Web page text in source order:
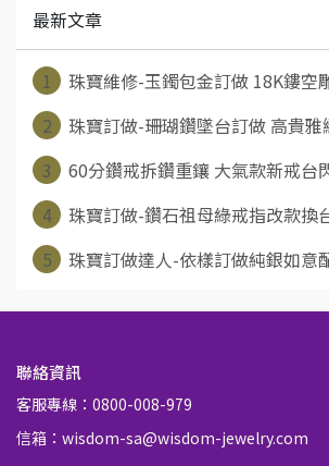
最新文章
1
珠寶維修-玉鐲包金訂做 18K鏤空
2
珠寶訂做-珊瑚鑽墜台訂做 高貴
3
60分鑽戒拆鑽重鑲 大氣款新戒台
4
珠寶訂做-鑽石祖母綠戒指改款換
5
珠寶訂做達人-依樣訂做純銀如意
聯絡資訊
客服專線：0800-008-979
信箱：wisdom-sa@wisdom-jewelry.com